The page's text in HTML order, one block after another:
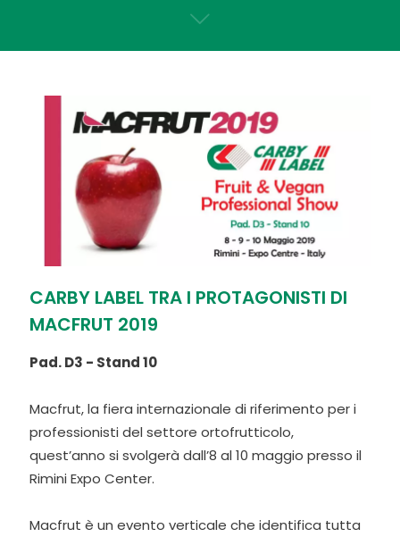
CARBY LABEL TRA I PROTAGONISTI DI
MACFRUT 2019
Pad. D3 - Stand 10
Macfrut, la fiera internazionale di riferimento per i
professionisti del settore ortofrutticolo,
quest’anno si svolgerà dall’8 al 10 maggio presso il
Rimini Expo Center.
Macfrut è un evento verticale che identifica tutta